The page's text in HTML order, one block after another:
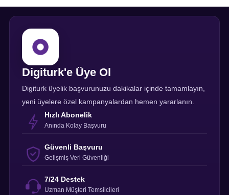
Digiturk'e Üye Ol
Digiturk üyelik başvurunuzu dakikalar içinde tamamlayın,
yeni üyelere özel kampanyalardan hemen yararlanın.
Hızlı Abonelik
Anında Kolay Başvuru
Güvenli Başvuru
Gelişmiş Veri Güvenliği
7/24 Destek
Uzman Müşteri Temsilcileri